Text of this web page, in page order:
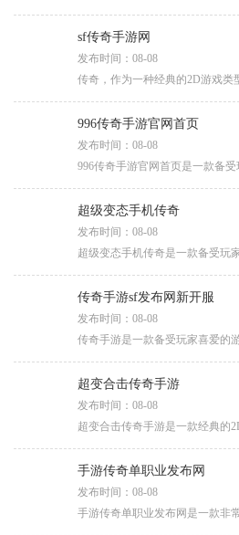
sf传奇手游网
发布时间：08-08
996传奇手游官网首页
发布时间：08-08
超级变态手机传奇
发布时间：08-08
传奇手游sf发布网新开服
发布时间：08-08
超变合击传奇手游
发布时间：08-08
手游传奇单职业发布网
发布时间：08-08